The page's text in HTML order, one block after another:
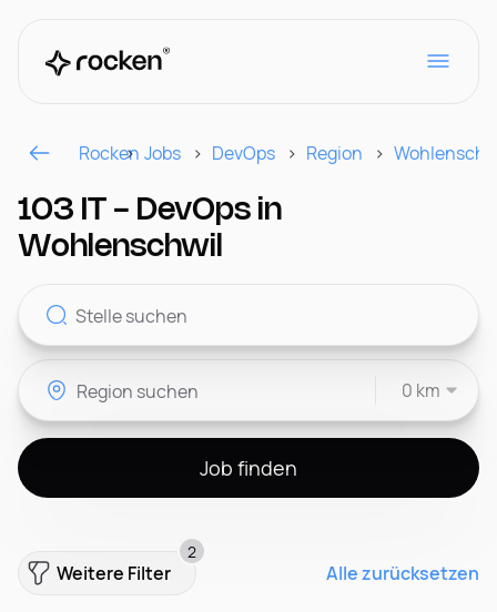
Für Arbeitgeber
Kontakt
CH
Rocken Jobs DevOps Region
103 IT - DevOps in
Wohlenschwil
0 km
Job finden
Weitere Filter
2
Alle zurücksetzen